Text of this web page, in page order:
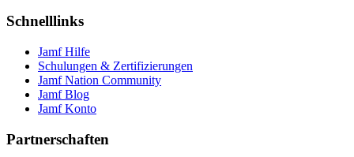
Schnelllinks
Jamf Hilfe
Schulungen & Zertifizierungen
Jamf Nation Community
Jamf Blog
Jamf Konto
Partnerschaften